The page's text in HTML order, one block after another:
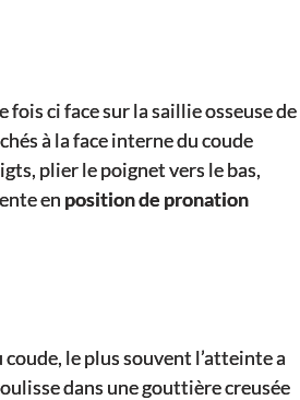
ci face sur la saillie osseuse de
à la face interne du coude
plier le poignet vers le bas,
en position de pronation
le plus souvent l’atteinte a
dans une gouttière creusée